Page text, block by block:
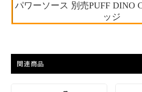
パワーソース 別売PUFF DINO
ッジ
関連商品